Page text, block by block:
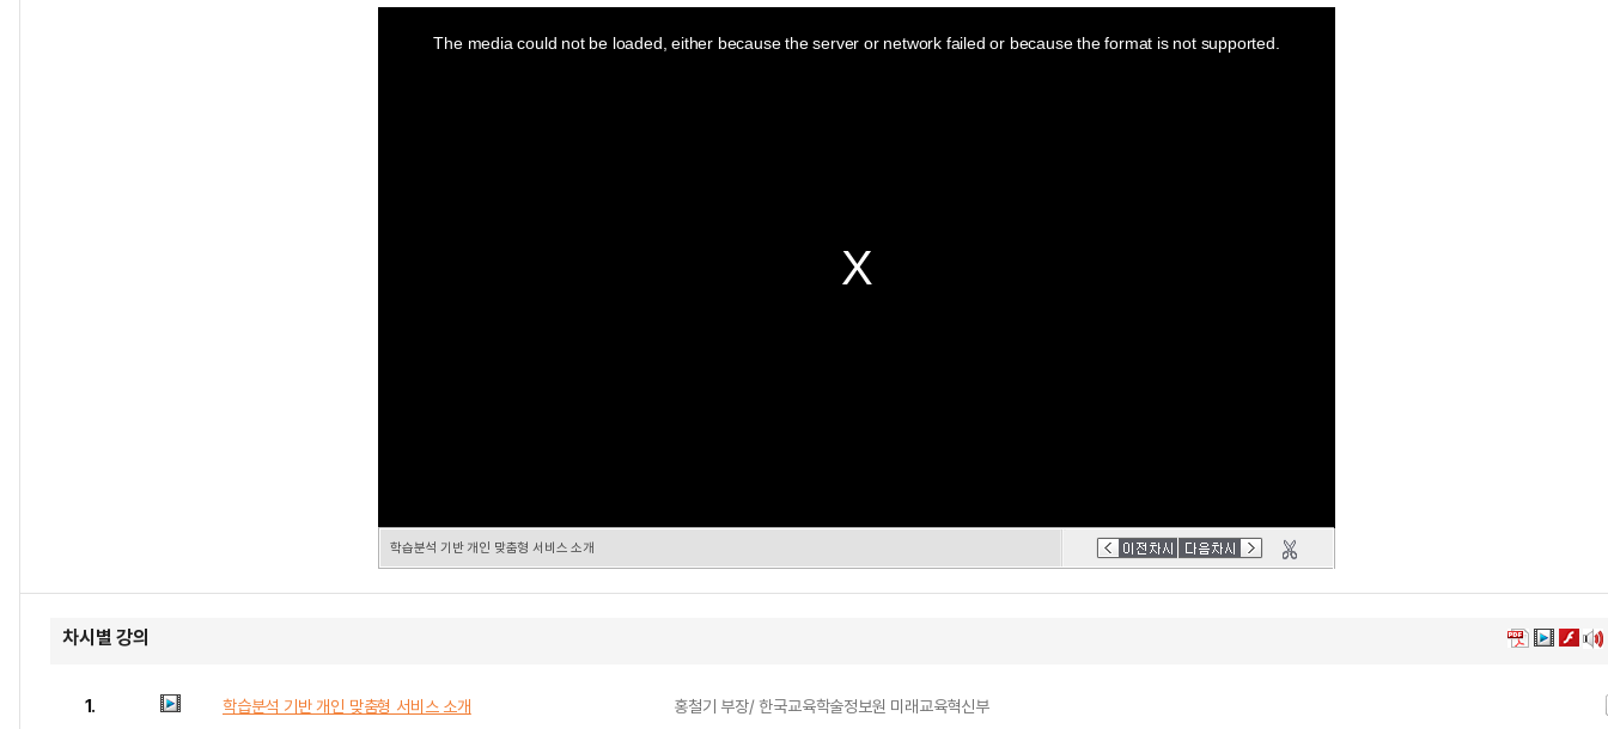
The media could not be loaded, either because the server or network failed or because the format is not supported.
학습분석 기반 개인 맞춤형 서비스 소개
차시별 강의
1. 학습분석 기반 개인 맞춤형 서비스 소개 홍철기 부장/ 한국교육학술정보원 미래교육혁신부